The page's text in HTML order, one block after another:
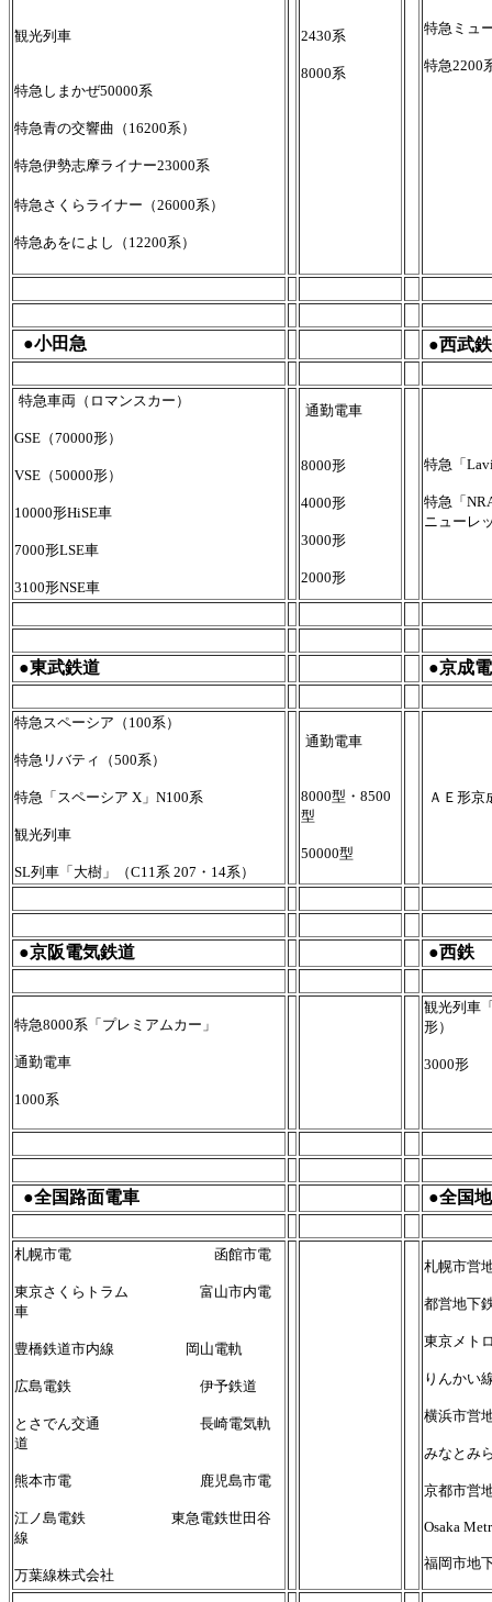
観光列車
特急しまかぜ50000系
特急青の交響曲（16200系）
特急伊勢志摩ライナー23000系
特急さくらライナー（26000系）
特急あをによし（12200系）
2430系
8000系
特急ミュ
特急2200
●小田急 ●西武
特急車両（ロマンスカー）
GSE（70000形）
VSE（50000形）
10000形HiSE車
7000形LSE車
3100形NSE車
通勤電車
8000形
4000形
3000形
2000形
特急「
特急「
ニューレ
●東武鉄道 ●京成
特急スペーシア（100系）
特急リバティ（500系）
特急「スペーシア X」N100系
観光列車
SL列車「大樹」（C11系 207・14系）
通勤電車
8000型・8500
型
50000型
ＡＥ形京
●京阪電気鉄道 ●西鉄
特急8000系「プレミアムカー」
通勤電車
1000系
観光列車
形）
3000形
●全国路面電車 ●全国
札幌市電 函館市電
東京さくらトラム 富山市内電
車
豊橋鉄道市内線 岡山電軌
広島電鉄 伊予鉄道
とさでん交通 長崎電気軌
道
熊本市電 鹿児島市電
江ノ島電鉄 東急電鉄世田谷
線
万葉線株式会社
札幌市営
都営地下
東京メト
りんかい
横浜市営
みなとみ
京都市営
Osaka
福岡市地